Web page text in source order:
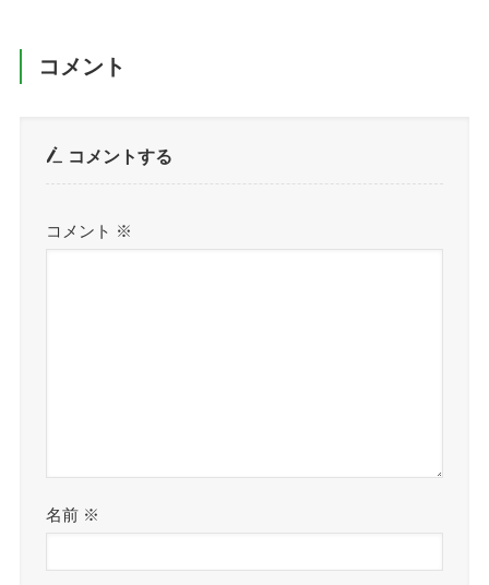
コメント
コメントする
コメント ※
名前 ※